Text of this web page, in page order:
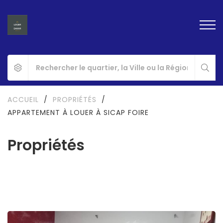
Propriétés
ACCUEIL / PROPRIÉTÉS
/
APPARTEMENT À LOUER À SICAP FOIRE